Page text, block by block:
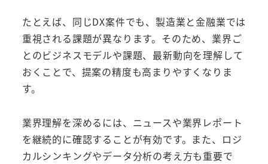
たとえば、同じDX案件でも、製造業と金融業では
重視される課題が異なります。そのため、業界ご
とのビジネスモデルや課題、最新動向を理解して
おくことで、提案の精度も高まりやすくなりま
す。
業界理解を深めるには、ニュースや業界レポート
を継続的に確認することが有効です。また、ロジ
カルシンキングやデータ分析の考え方も重要で